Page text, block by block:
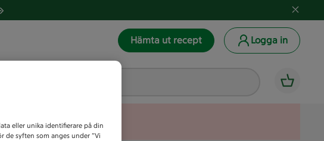
Hämta ut recept Logga in
error
eller unika identifierare på din
de syften som anges under ”Vi